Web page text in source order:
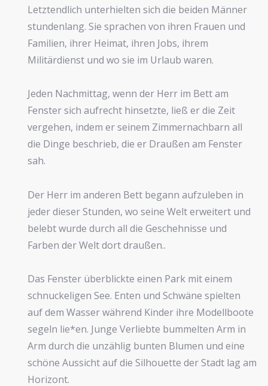
Letztendlich unterhielten sich die beiden Männer
stundenlang. Sie sprachen von ihren Frauen und
Familien, ihrer Heimat, ihren Jobs, ihrem
Militärdienst und wo sie im Urlaub waren.
Jeden Nachmittag, wenn der Herr im Bett am
Fenster sich aufrecht hinsetzte, ließ er die Zeit
vergehen, indem er seinem Zimmernachbarn all
die Dinge beschrieb, die er Draußen am Fenster
sah.
Der Herr im anderen Bett begann aufzuleben in
jeder dieser Stunden, wo seine Welt erweitert und
belebt wurde durch all die Geschehnisse und
Farben der Welt dort draußen..
Das Fenster überblickte einen Park mit einem
schnuckeligen See. Enten und Schwäne spielten
auf dem Wasser während Kinder ihre Modellboote
segeln lie*en. Junge Verliebte bummelten Arm in
Arm durch die unzählig bunten Blumen und eine
schöne Aussicht auf die Silhouette der Stadt lag am
Horizont.